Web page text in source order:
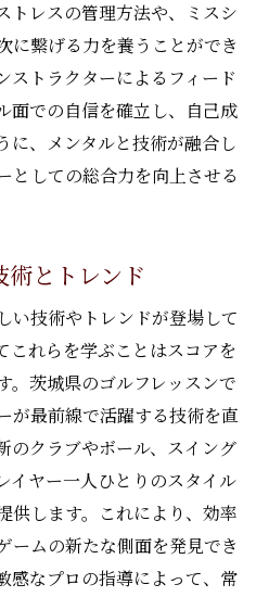
トレスの管理方法や、ミスシ
に繋げる力を養うことができ
ストラクターによるフィード
面での自信を確立し、自己成
に、メンタルと技術が融合し
としての総合力を向上させる
術とトレンド
い技術やトレンドが登場して
これらを学ぶことはスコアを
。茨城県のゴルフレッスンで
が最前線で活躍する技術を直
のクラブやボール、スイング
イヤー一人ひとりのスタイル
供します。これにより、効率
ームの新たな側面を発見でき
感なプロの指導によって、常